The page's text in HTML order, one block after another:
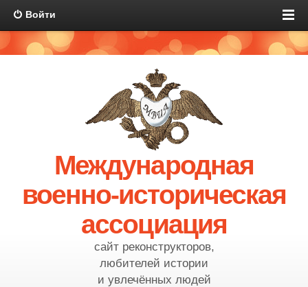
Войти
Международная
военно-историческая
ассоциация
сайт реконструкторов,
любителей истории
и увлечённых людей